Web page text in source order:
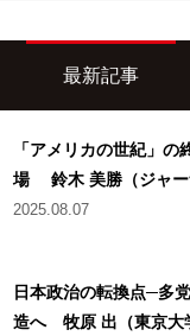
最新記事
「アメリカの世紀」
場 鈴木 美勝（ジャー
2025.08.07
日本政治の転換点─多
造へ 牧原 出（東京大